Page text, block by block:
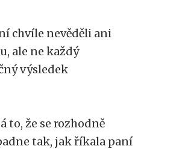
chvíle nevěděli ani
ale ne každý
výsledek
to, že se rozhodně
tak, jak říkala paní